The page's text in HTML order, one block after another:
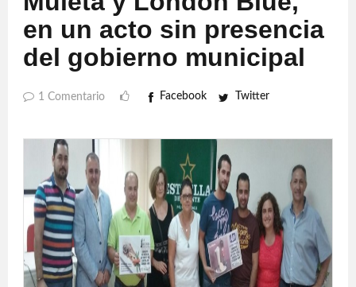
en un acto sin presencia
del gobierno municipal
1 Comentario Facebook Twitter